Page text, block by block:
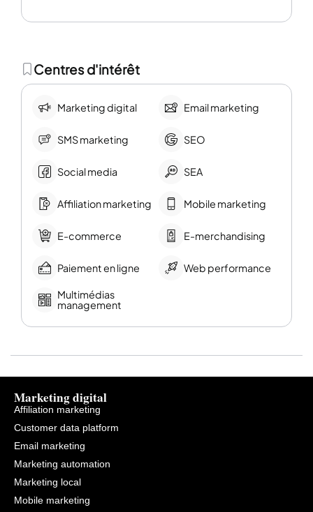
Centres d'intérêt
Marketing digital Email marketing
SMS marketing SEO
Social media SEA
Affiliation marketing Mobile marketing
E-commerce E-merchandising
Paiement en ligne Web performance
Multimédias
management
Marketing digital
Affiliation marketing
Customer data platform
Email marketing
Marketing automation
Marketing local
Mobile marketing